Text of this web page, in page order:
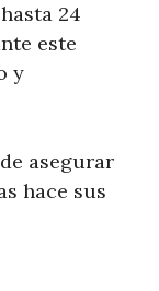
24
este
y
asegurar
hace sus